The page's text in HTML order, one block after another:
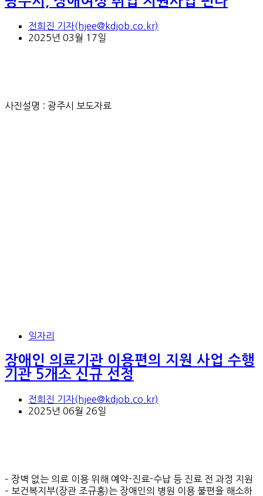
전희진 기자(hjee@kdjob.co.kr)
2025년 03월 17일
사진설명 : 광주시 보도자료
일자리
장애인 의료기관 이용편의 지원 사업 수행
기관 5개소 신규 선정
전희진 기자(hjee@kdjob.co.kr)
2025년 06월 26일
– 장벽 없는 의료 이용 위해 예약-진료-수납 등 진료 전 과정 지원
– 보건복지부(장관 조규홍)는 장애인의 병원 이용 불편을 해소하